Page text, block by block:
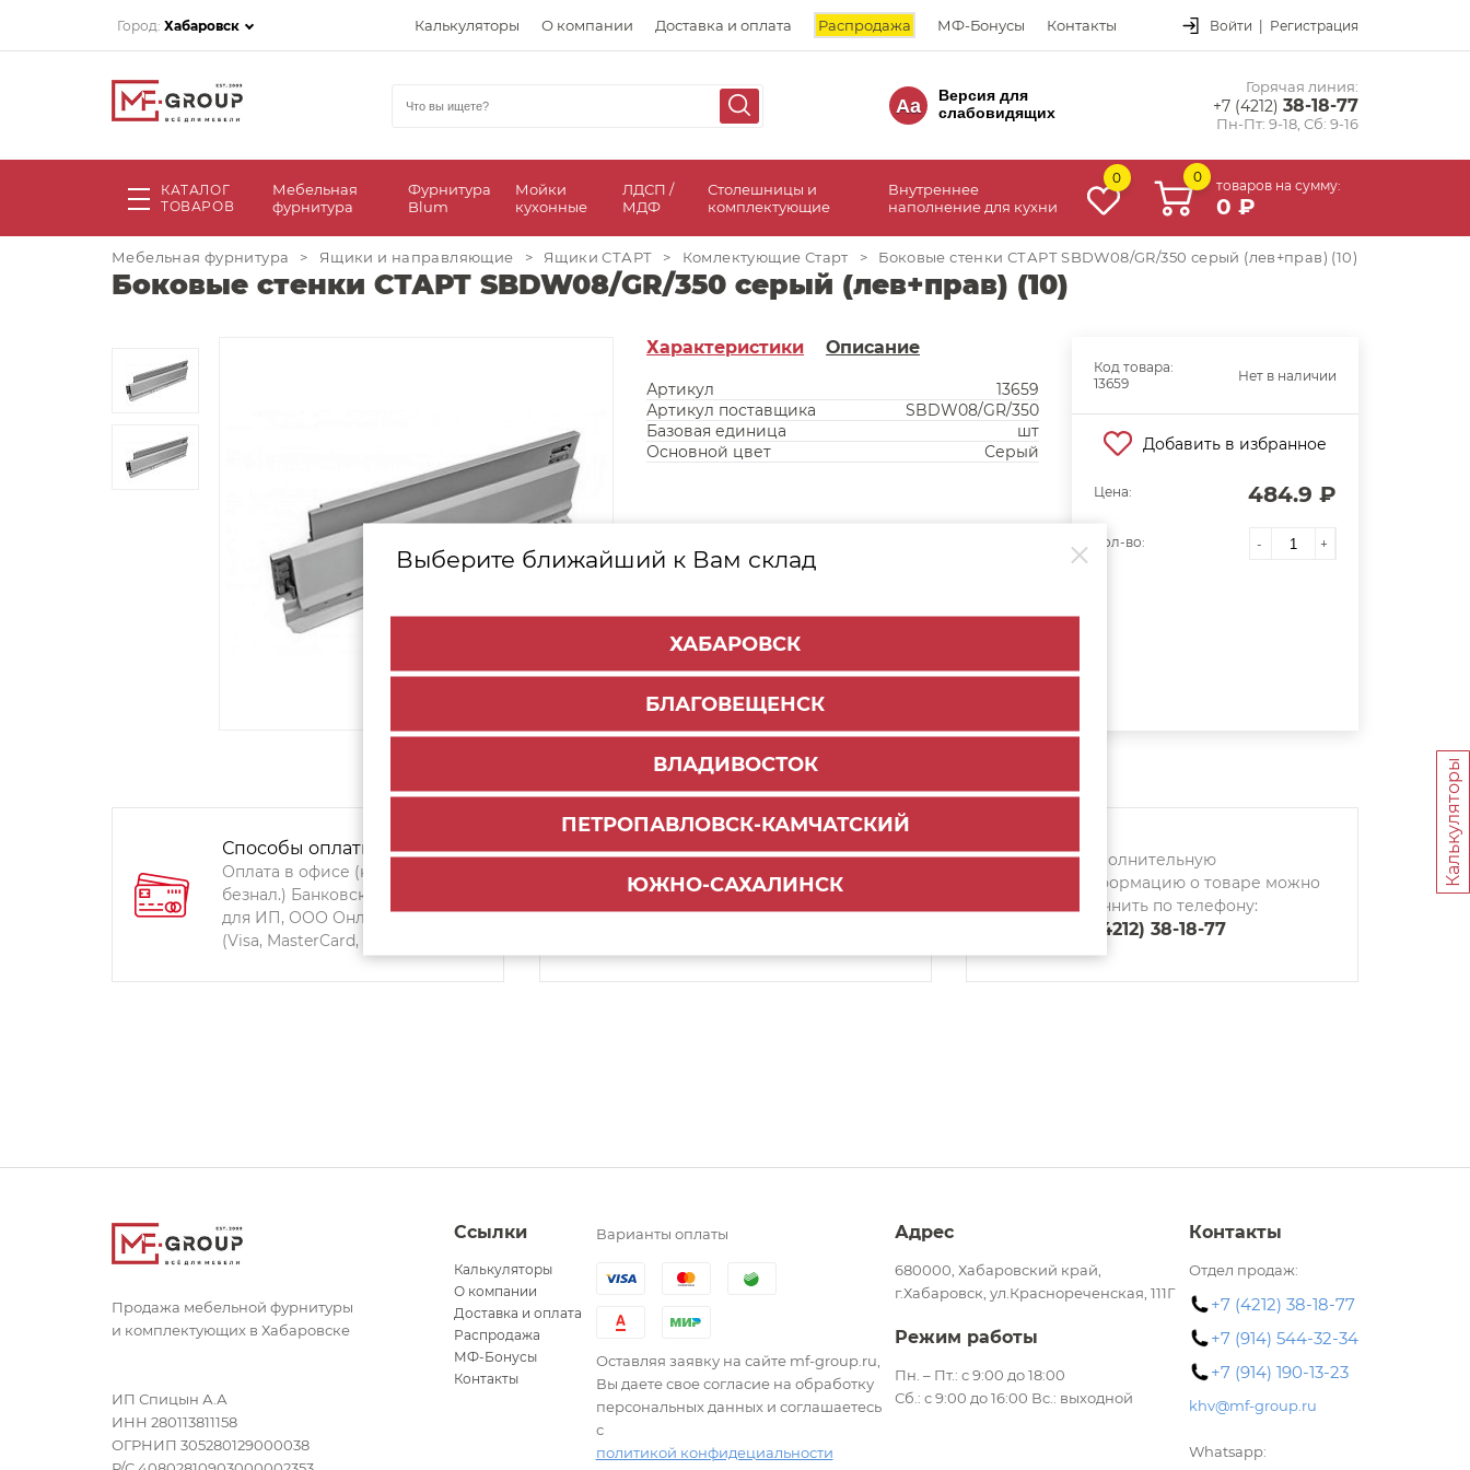
Город: Хабаровск Калькуляторы О компании Доставка и оплата Распродажа МФ-Бонусы Контакты Войти | Регистрация
Aa
Версия для
слабовидящих
Горячая линия:
+7 (4212) 38-18-77
Пн-Пт: 9-18, Сб: 9-16
КАТАЛОГ
ТОВАРОВ
Мебельная
фурнитура
Фурнитура
Blum
Мойки
кухонные
ЛДСП /
МДФ
Столешницы и
комплектующие
Внутреннее
наполнение для кухни
0 0
товаров на сумму:
0 ₽
Выберите ближайший к Вам склад
ХАБАРОВСК
БЛАГОВЕЩЕНСК
ВЛАДИВОСТОК
ПЕТРОПАВЛОВСК-КАМЧАТСКИЙ
ЮЖНО-САХАЛИНСК
Мебельная фурнитура > Ящики и направляющие > Ящики СТАРТ > Комлектующие Старт > Боковые стенки СТАРТ SBDW08/GR/350 серый (лев+прав) (10)
Боковые стенки СТАРТ SBDW08/GR/350 серый (лев+прав) (10)
Характеристики Описание
Артикул
13659
Артикул поставщика
SBDW08/GR/350
Базовая единица
шт
Основной цвет
Серый
Код товара:
13659
Нет в наличии
Добавить в избранное
Цена: 484.9 ₽
Кол-во: - +
Способы оплаты:
Оплата в офисе (наличными,
безнал.) Банковский перевод
для ИП, ООО Онлайн-оплата
(Visa, MasterCard, Мир)
Способы доставки:
По городу:1000 руб.
Дополнительную
информацию о товаре можно
уточнить по телефону:
8 (4212) 38-18-77
Калькуляторы
Продажа мебельной фурнитуры
и комплектующих в Хабаровске
ИП Спицын А.А
ИНН 280113811158
ОГРНИП 305280129000038
Ссылки
Калькуляторы
О компании
Доставка и оплата
Распродажа
МФ-Бонусы
Контакты
Варианты оплаты
Оставляя заявку на сайте mf-group.ru,
Вы даете свое согласие на обработку
персональных данных и соглашаетесь
с
политикой конфидециальности
Адрес
680000, Хабаровский край,
г.Хабаровск, ул.Краснореченская, 111Г
Режим работы
Пн. – Пт.: с 9:00 до 18:00
Сб.: с 9:00 до 16:00 Вс.: выходной
Контакты
Отдел продаж:
+7 (4212) 38-18-77
+7 (914) 544-32-34
+7 (914) 190-13-23
khv@mf-group.ru
Whatsapp: